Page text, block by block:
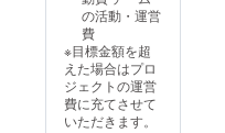
の活動・運営
費
※目標金額を超
えた場合はプロ
ジェクトの運営
費に充てさせて
いただきます。